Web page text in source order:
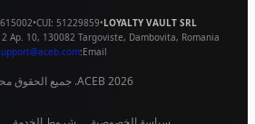
LOYALTY VAULT SRL
•
CUI:51229859
•
Et. 2 Ap. 10,130082 Targoviste,Dambovita,Romania
Email:
support@aceb.com
2026ACEB. جميع الحقوق محفوظة.